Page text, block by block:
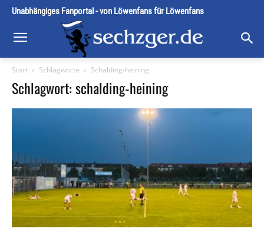
Unabhängiges Fanportal - von Löwenfans für Löwenfans
Start Schlagworte Schalding-heining
Schlagwort: schalding-heining